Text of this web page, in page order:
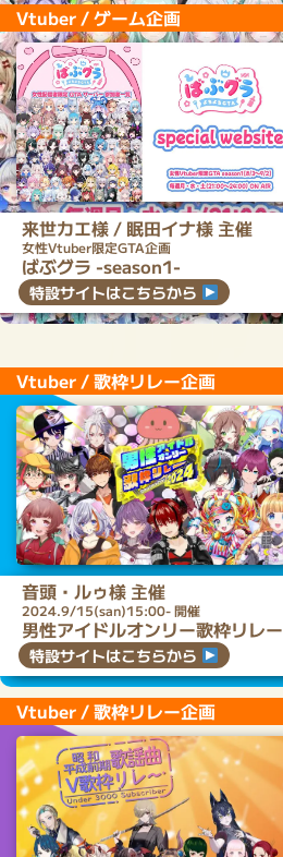
Vtuber / ゲーム企画
来世カエ様 / 眠田イナ様 主催
女性Vtuber限定GTA企画
ばぶグラ -season1-
特設サイトはこちらから
Vtuber / 歌枠リレー企画
音頭・ルゥ様 主催
2024.9/15(san)15:00- 開催
男性アイドルオンリー歌枠リレー
特設サイトはこちらから
Vtuber / 歌枠リレー企画